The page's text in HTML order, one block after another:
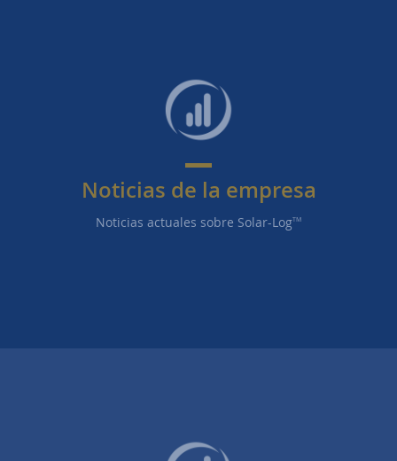
Noticias de la empresa
Noticias actuales sobre Solar-LogTM